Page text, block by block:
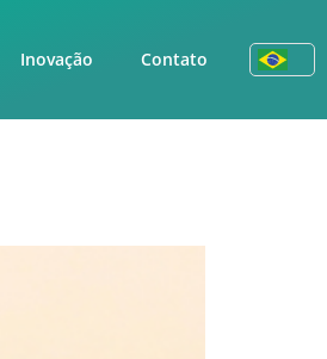
Inovação Contato